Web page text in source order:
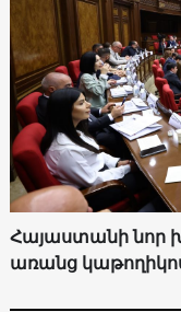
Հայաստանի նոր
առանց